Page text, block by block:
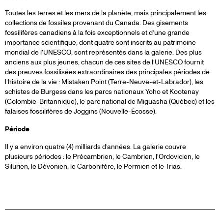
Toutes les terres et les mers de la planète, mais principalement les
collections de fossiles provenant du Canada. Des gisements
fossilifères canadiens à la fois exceptionnels et d’une grande
importance scientifique, dont quatre sont inscrits au patrimoine
mondial de l’UNESCO, sont représentés dans la galerie. Des plus
anciens aux plus jeunes, chacun de ces sites de l’UNESCO fournit
des preuves fossilisées extraordinaires des principales périodes de
l’histoire de la vie : Mistaken Point (Terre-Neuve-et-Labrador), les
schistes de Burgess dans les parcs nationaux Yoho et Kootenay
(Colombie-Britannique), le parc national de Miguasha (Québec) et les
falaises fossilifères de Joggins (Nouvelle-Écosse).
Période
Il y a environ quatre (4) milliards d’années. La galerie couvre
plusieurs périodes : le Précambrien, le Cambrien, l’Ordovicien, le
Silurien, le Dévonien, le Carbonifère, le Permien et le Trias.